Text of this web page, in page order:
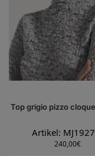
Top grigio pizzo
Artikel:
240,00€